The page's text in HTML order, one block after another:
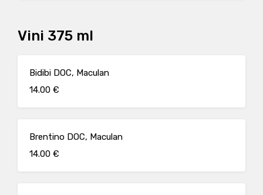
Vini 375 ml
Bidibi DOC, Maculan
14.00 €
Brentino DOC, Maculan
14.00 €